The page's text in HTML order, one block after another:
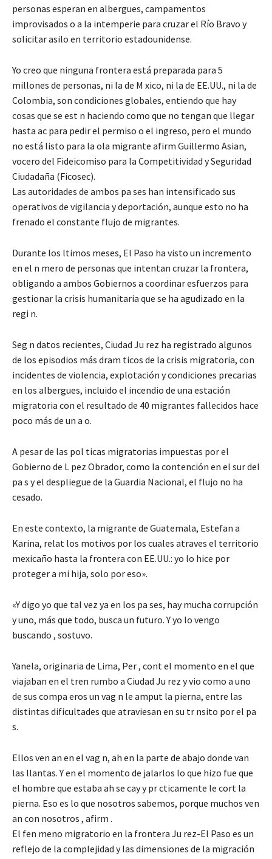
personas esperan en albergues, campamentos
improvisados o a la intemperie para cruzar el Río Bravo y
solicitar asilo en territorio estadounidense.
Yo creo que ninguna frontera está preparada para 5
millones de personas, ni la de M xico, ni la de EE.UU., ni la de
Colombia, son condiciones globales, entiendo que hay
cosas que se est n haciendo como que no tengan que llegar
hasta ac para pedir el permiso o el ingreso, pero el mundo
no está listo para la ola migrante afirm Guillermo Asian,
vocero del Fideicomiso para la Competitividad y Seguridad
Ciudadaña (Ficosec).
Las autoridades de ambos pa ses han intensificado sus
operativos de vigilancia y deportación, aunque esto no ha
frenado el constante flujo de migrantes.
Durante los ltimos meses, El Paso ha visto un incremento
en el n mero de personas que intentan cruzar la frontera,
obligando a ambos Gobiernos a coordinar esfuerzos para
gestionar la crisis humanitaria que se ha agudizado en la
regi n.
Seg n datos recientes, Ciudad Ju rez ha registrado algunos
de los episodios más dram ticos de la crisis migratoria, con
incidentes de violencia, explotación y condiciones precarias
en los albergues, incluido el incendio de una estación
migratoria con el resultado de 40 migrantes fallecidos hace
poco más de un a o.
A pesar de las pol ticas migratorias impuestas por el
Gobierno de L pez Obrador, como la contención en el sur del
pa s y el despliegue de la Guardia Nacional, el flujo no ha
cesado.
En este contexto, la migrante de Guatemala, Estefan a
Karina, relat los motivos por los cuales atraves el territorio
mexicaño hasta la frontera con EE.UU.: yo lo hice por
proteger a mi hija, solo por eso».
«Y digo yo que tal vez ya en los pa ses, hay mucha corrupción
y uno, más que todo, busca un futuro. Y yo lo vengo
buscando , sostuvo.
Yanela, originaria de Lima, Per , cont el momento en el que
viajaban en el tren rumbo a Ciudad Ju rez y vio como a uno
de sus compa eros un vag n le amput la pierna, entre las
distintas dificultades que atraviesan en su tr nsito por el pa
s.
Ellos ven an en el vag n, ah en la parte de abajo donde van
las llantas. Y en el momento de jalarlos lo que hizo fue que
el hombre que estaba ah se cay y pr cticamente le cort la
pierna. Eso es lo que nosotros sabemos, porque muchos ven
an con nosotros , afirm .
El fen meno migratorio en la frontera Ju rez-El Paso es un
reflejo de la complejidad y las dimensiones de la migración